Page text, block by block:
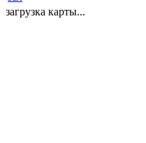
загрузка карты...